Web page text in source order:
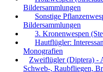
Bildersammlungen
Sonstige
Bildersammlungen
3. Kronenwespen
Hautflügler:
Monografien
Zweiflügler (Diptera) -
Schweb-, Raubfliegen,